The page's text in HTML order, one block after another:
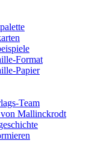
Format
Papier
Team
Mallinckrodt